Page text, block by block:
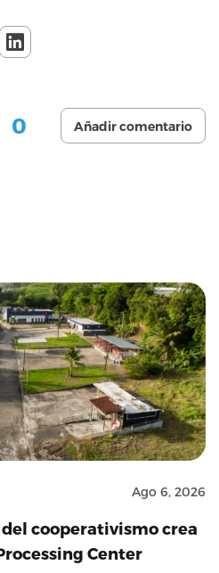
0 Añadir comentario
Ago 6, 2026
cooperativismo crea
Center